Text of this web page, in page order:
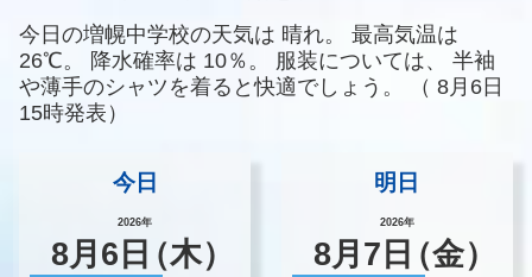
今日の増幌中学校の天気は 晴れ。
最高気温は
26℃。
降水確率は 10％。 服装については、
半袖
や薄手のシャツを着ると快適でしょう。
（ 8月6日
15時発表）
今日
2026年
8月 6 日（木）
明日
2026年
8月 7 日（金）